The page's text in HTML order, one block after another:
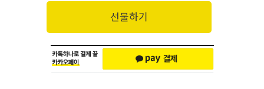
선물하기